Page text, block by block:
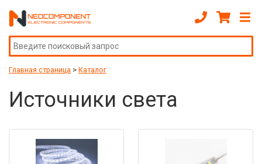
Главная страница > Каталог
Источники света